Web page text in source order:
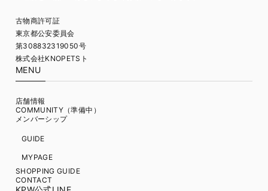
古物商許可証
東京都公安委員会
第308832319050号
株式会社KNOPETSト
MENU
店舗情報
COMMUNITY（準備中）
メンバーシップ
GUIDE
MYPAGE
SHOPPING GUIDE
CONTACT